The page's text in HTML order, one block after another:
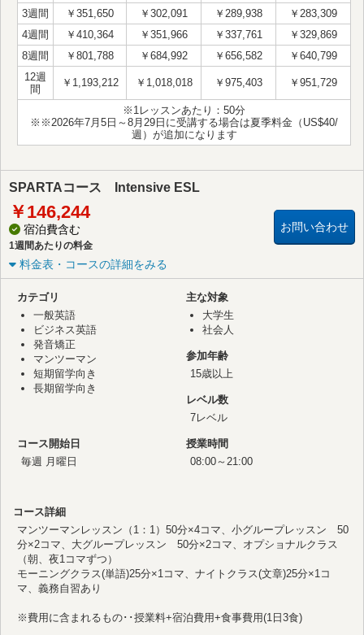
3週間
￥351,650 ￥302,091 ￥289,938
￥283,309
4週間
￥410,364 ￥351,966 ￥337,761
￥329,869
8週間
￥801,788 ￥684,992 ￥656,582
￥640,799
12週
間
￥1,193,212 ￥1,018,018 ￥975,403 ￥951,729
※1レッスンあたり：50分
※※2026年7月5日～8月29日に受講する場合は夏季料金（US$40/
週）が追加になります
SPARTAコース Intensive ESL
￥146,244
宿泊費含む
1週間あたりの料金
お問い合わせ
料金表・コースの詳細をみる
カテゴリ
一般英語
ビジネス英語
発音矯正
マンツーマン
短期留学向き
長期留学向き
主な対象
大学生
社会人
参加年齢
15歳以上
レベル数
7レベル
コース開始日
毎週 月曜日
授業時間
08:00～21:00
コース詳細
マンツーマンレッスン（1：1）50分×4コマ、小グループレッスン 50
分×2コマ、大グループレッスン 50分×2コマ、オプショナルクラス
（朝、夜1コマずつ）
モーニングクラス(単語)25分×1コマ、ナイトクラス(文章)25分×1コ
マ、義務自習あり
※費用に含まれるもの･･授業料+宿泊費用+食事費用(1日3食)